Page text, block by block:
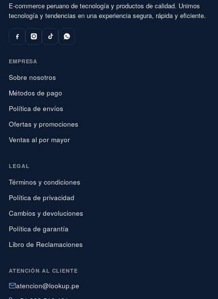
E-commerce peruano de tecnología y productos de calidad. Unimos
tecnología y tendencias en una experiencia segura, rápida y eficiente.
EMPRESA
Sobre nosotros
Métodos de pago
Política de envíos
Ofertas y promociones
Ventas al por mayor
LEGAL
Términos y condiciones
Política de privacidad
Cambios y devoluciones
Política de garantía
Libro de Reclamaciones
ATENCIÓN AL CLIENTE
atencion@lookup.pe